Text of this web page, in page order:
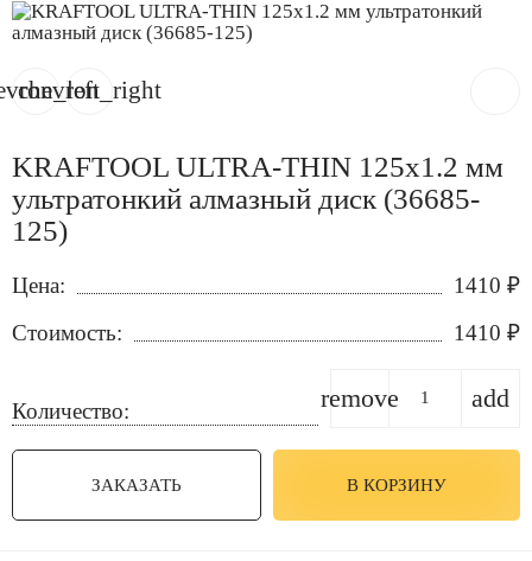
chevron_right
KRAFTOOL ULTRA-THIN 125х1.2 мм
ультратонкий алмазный диск (36685-
125)
Цена: 1410 ₽
Стоимость:
1410 ₽
Количество: remove add
ЗАКАЗАТЬ В КОРЗИНУ